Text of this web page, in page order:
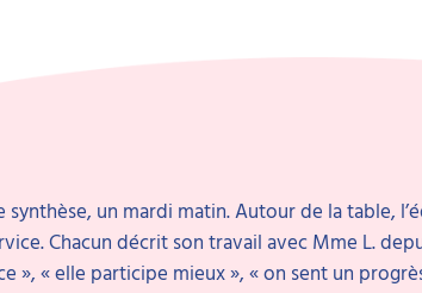
synthèse, un mardi matin. Autour de la table,
Chacun décrit son travail avec Mme L.
», « elle participe mieux », « on sent un